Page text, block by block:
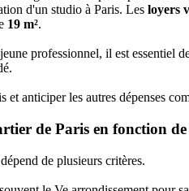
d'un studio à Paris. Les loyers
19 m².
professionnel, il est essentiel
et anticiper les autres dépenses
de Paris en fonction de
de plusieurs critères.